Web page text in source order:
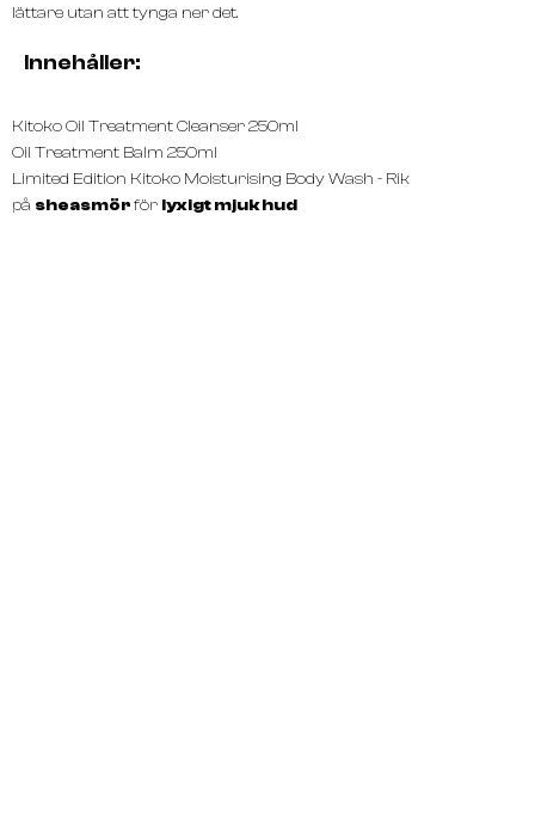
lättare utan att tynga ner det.
Innehåller:
Kitoko Oil Treatment Cleanser 250ml
Oil Treatment Balm 250ml
Limited Edition Kitoko Moisturising Body Wash - Rik
på sheasmörför lyxigt mjuk hud